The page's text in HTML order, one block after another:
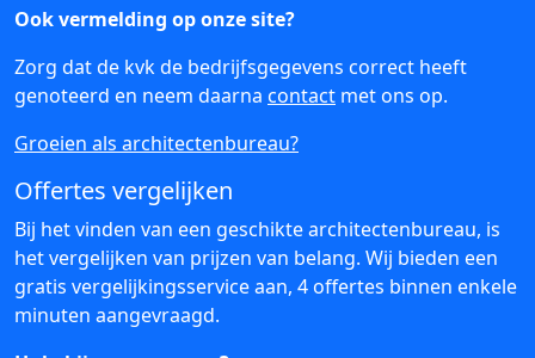
Ook vermelding op onze site?
Zorg dat de kvk de bedrijfsgegevens correct heeft
genoteerd en neem daarna contact met ons op.
Groeien als architectenbureau?
Offertes vergelijken
Bij het vinden van een geschikte architectenbureau, is
het vergelijken van prijzen van belang. Wij bieden een
gratis vergelijkingsservice aan, 4 offertes binnen enkele
minuten aangevraagd.